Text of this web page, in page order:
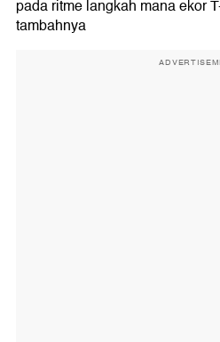
pada ritme langkah mana ekor
tambahnya